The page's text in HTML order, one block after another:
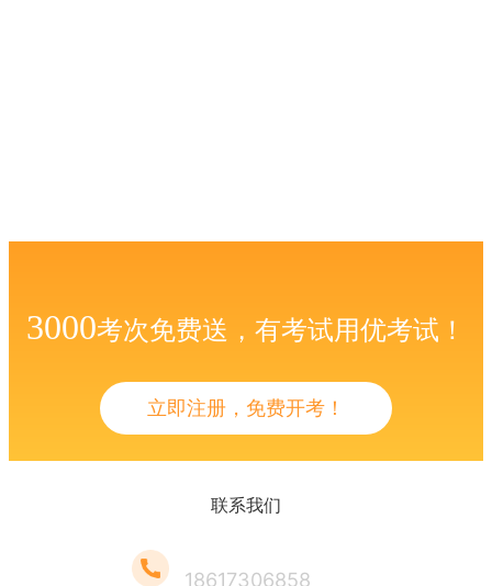
3000考次免费送，有考试用优考试！
立即注册，免费开考！
联系我们
18617306858